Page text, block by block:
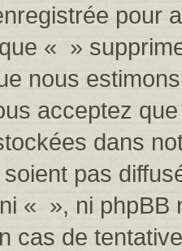
pour
« »
nous
acceptez
dans
pas
« », ni phpBB
cas de